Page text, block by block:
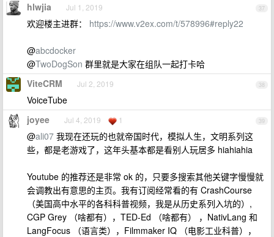
37
hlwjia Jul 1, 2019
欢迎楼主进群： https://www.v2ex.com/t/578996#reply22
@abcdocker
@TwoDogSon 群里就是大家在组队一起打卡哈
38
ViteCRM Jul 2, 2019
VoiceTube
39
joyee Jul 4, 2019 1
@ali07 我现在还玩的也就帝国时代，模拟人生，文明系列这
些，都是老游戏了，这年头基本都是看别人玩居多 hiahiahia
Youtube 的推荐还是非常 ok 的，只要多搜索其他关键字慢慢就
会调教出有意思的主页。我有订阅经常看的有 CrashCourse
（美国高中水平的各科科普视频，我是从历史系列入坑的）,
CGP Grey （啥都有），TED-Ed （啥都有） ，NativLang 和
LangFocus （语言类），Filmmaker IQ （电影工业科普），